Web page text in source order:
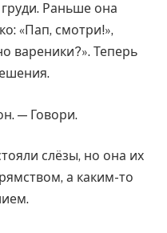
Раньше она
«Пап, смотри!»,
вареники?». Теперь
— Говори.
слёзы, но она их
а каким-то